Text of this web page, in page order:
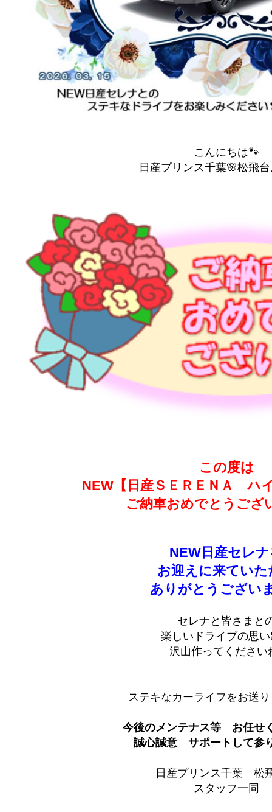
こんにちは🐾
日産プリンス千葉🌸松飛
この度は
NEW【日産ＳＥＲＥＮＡ ハ
ご納車おめでとうご
NEW日産セレ
お迎えに来ていた
ありがとうござい
セレナと皆さまと
楽しいドライブの思
沢山作ってください
ステキなカーライフをお送
今後のメンテナス等 お任せ
誠心誠意 サポートして参
日産プリンス千葉 松
スタッフ一同